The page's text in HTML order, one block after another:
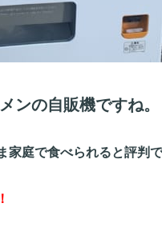
ンの自販機ですね。
家庭で食べられると評判